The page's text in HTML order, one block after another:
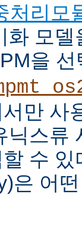
처리모
화 모
을
만 사
닉스류
수
은 어